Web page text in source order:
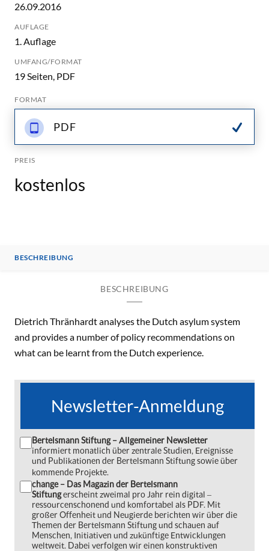
26.09.2016
AUFLAGE
1. Auflage
UMFANG/FORMAT
19 Seiten, PDF
FORMAT
PDF
PREIS
kostenlos
BESCHREIBUNG
BESCHREIBUNG
Dietrich Thränhardt analyses the Dutch asylum system
and provides a number of policy recommendations on
what can be learnt from the Dutch experience.
Newsletter-Anmeldung
Bertelsmann Stiftung – Allgemeiner Newsletter
informiert monatlich über zentrale Studien, Ereignisse
und Publikationen der Bertelsmann Stiftung sowie über
kommende Projekte.
change – Das Magazin der Bertelsmann
Stiftungerscheint zweimal pro Jahr rein digital ‒
ressourcenschonend und komfortabel als PDF. Mit
großer Offenheit und Neugierde berichten wir über die
Themen der Bertelsmann Stiftung und schauen auf
Menschen, Initiativen und zukünftige Entwicklungen
weltweit. Dabei verfolgen wir einen konstruktiven